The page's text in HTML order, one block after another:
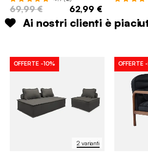
69,99 € 62,99 €
Ai nostri clienti è
2 varianti
OFFERTE -10% OFFERTE